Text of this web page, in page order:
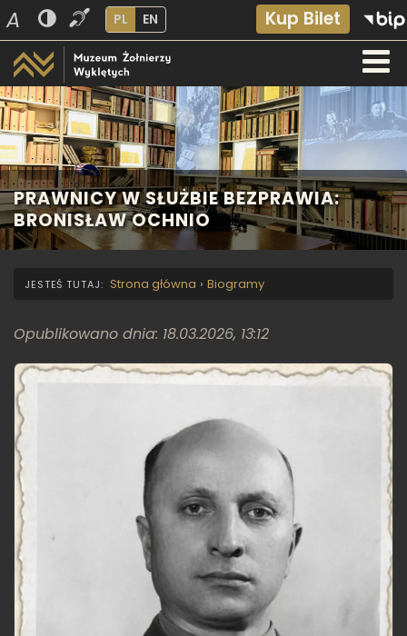
A PL EN Kup Bilet
PRAWNICY W SŁUŻBIE BEZPRAWIA:
BRONISŁAW OCHNIO
Strona główna › Biogramy
Opublikowano dnia: 18.03.2026, 13:12